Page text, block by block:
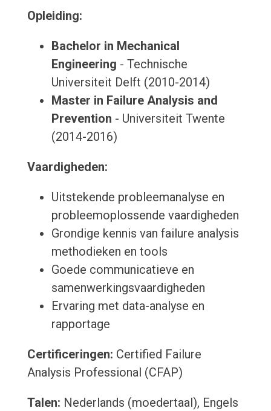
Opleiding:
Bachelor in Mechanical
Engineering - Technische
Universiteit Delft (2010-2014)
Master in Failure Analysis and
Prevention - Universiteit Twente
(2014-2016)
Vaardigheden:
Uitstekende probleemanalyse en
probleemoplossende vaardigheden
Grondige kennis van failure analysis
methodieken en tools
Goede communicatieve en
samenwerkingsvaardigheden
Ervaring met data-analyse en
rapportage
Certificeringen: Certified Failure
Analysis Professional (CFAP)
Talen: Nederlands (moedertaal), Engels